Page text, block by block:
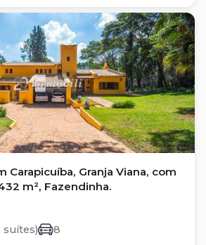
Carapicuíba, Granja Viana, com
m², Fazendinha.
suítes) 8